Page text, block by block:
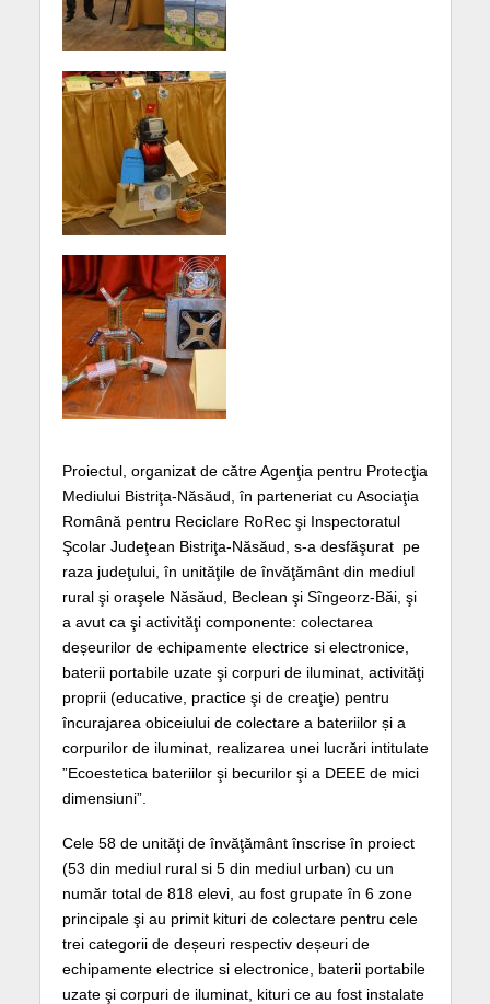
Proiectul, organizat de către Agenţia pentru Protecţia
Mediului Bistriţa-Năsăud, în parteneriat cu Asociaţia
Română pentru Reciclare RoRec şi Inspectoratul
Şcolar Judeţean Bistriţa-Năsăud, s-a desfăşurat pe
raza judeţului, în unităţile de învăţământ din mediul
rural şi oraşele Năsăud, Beclean şi Sîngeorz-Băi, şi
a avut ca şi activităţi componente: colectarea
deșeurilor de echipamente electrice si electronice,
baterii portabile uzate şi corpuri de iluminat, activităţi
proprii (educative, practice şi de creaţie) pentru
încurajarea obiceiului de colectare a bateriilor și a
corpurilor de iluminat, realizarea unei lucrări intitulate
”Ecoestetica bateriilor şi becurilor şi a DEEE de mici
dimensiuni”.
Cele 58 de unităţi de învăţământ înscrise în proiect
(53 din mediul rural si 5 din mediul urban) cu un
număr total de 818 elevi, au fost grupate în 6 zone
principale şi au primit kituri de colectare pentru cele
trei categorii de deșeuri respectiv deșeuri de
echipamente electrice si electronice, baterii portabile
uzate şi corpuri de iluminat, kituri ce au fost instalate